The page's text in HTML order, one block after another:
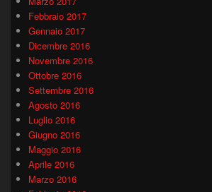
Febbraio 2017
Gennaio 2017
Dicembre 2016
Novembre 2016
Ottobre 2016
Settembre 2016
Agosto 2016
Luglio 2016
Giugno 2016
Maggio 2016
Aprile 2016
Marzo 2016